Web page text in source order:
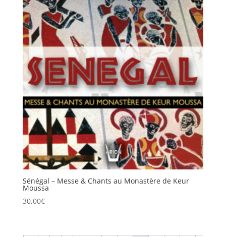
Sénégal – Messe & Chants au Monastère de Keur
Moussa
30,00€